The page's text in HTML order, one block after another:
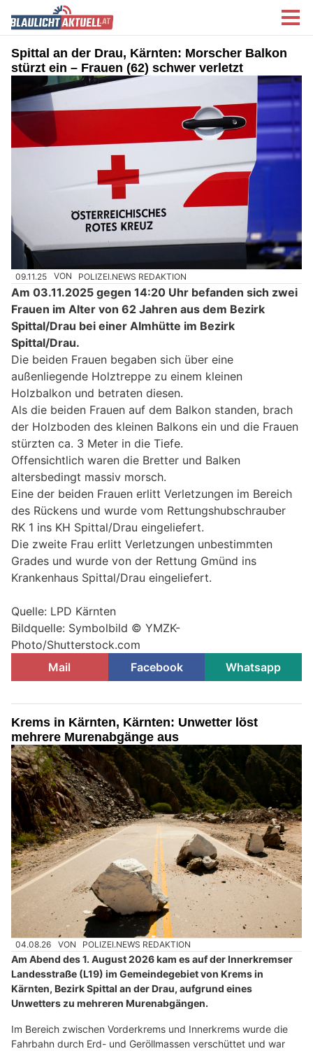
Spittal an der Drau, Kärnten: Morsch­er Balkon
stürzt ein – Frauen (62) schwer verletzt
09.11.25 VON POLIZEI.NEWS REDAKTION
Am 03.11.2025 gegen 14:20 Uhr befanden sich zwei
Frauen im Alter von 62 Jahren aus dem Bezirk
Spittal/Drau bei einer Almhütte im Bezirk
Spittal/Drau.
Die beiden Frauen begaben sich über eine
außenliegende Holztreppe zu einem kleinen
Holzbalkon und betraten diesen.
Als die beiden Frauen auf dem Balkon standen, brach
der Holzboden des kleinen Balkons ein und die Frauen
stürzten ca. 3 Meter in die Tiefe.
Offensichtlich waren die Bretter und Balken
altersbedingt massiv morsch.
Eine der beiden Frauen erlitt Verletzungen im Bereich
des Rückens und wurde vom Rettungshubschrauber
RK 1 ins KH Spittal/Drau eingeliefert.
Die zweite Frau erlitt Verletzungen unbestimmten
Grades und wurde von der Rettung Gmünd ins
Krankenhaus Spittal/Drau eingeliefert.
Quelle: LPD Kärnten
Bildquelle: Symbolbild © YMZK-
Photo/Shutterstock.com
Mail
Facebook Whatsapp
Krems in Kärnten, Kärnten: Unwetter löst
mehrere Murenabgänge aus
04.08.26 VON POLIZEI.NEWS REDAKTION
Am Abend des 1. August 2026 kam es auf der Innerkremser
Landesstraße (L19) im Gemeindegebiet von Krems in
Kärnten, Bezirk Spittal an der Drau, aufgrund eines
Unwetters zu mehreren Murenabgängen.
Im Bereich zwischen Vorderkrems und Innerkrems wurde die
Fahrbahn durch Erd- und Geröllmassen verschüttet und war